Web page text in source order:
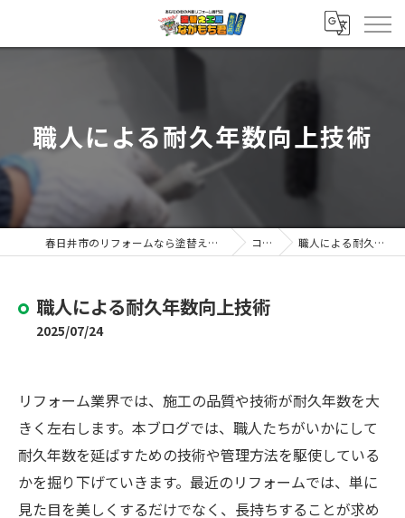
職人による耐久年数向上技術
春日井市のリフォームなら塗替え工房ながもち君 春日井店 コラム 職人による耐久年数向上技術
職人による耐久年数向上技術
2025/07/24
リフォーム業界では、施工の品質や技術が耐久年数を大
きく左右します。本ブログでは、職人たちがいかにして
耐久年数を延ばすための技術や管理方法を駆使している
かを掘り下げていきます。最近のリフォームでは、単に
見た目を美しくするだけでなく、長持ちすることが求め